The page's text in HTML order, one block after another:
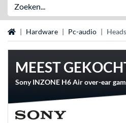
Home Hardware Pc-audio
MEEST
Sony INZONE H6 Air over-ear